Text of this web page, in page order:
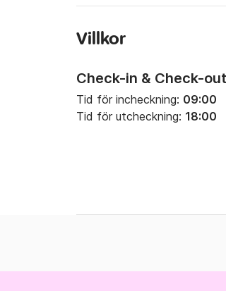
Villkor
Check-in & Check-out
Tid för incheckning: 09:00
Tid för utcheckning: 18:00